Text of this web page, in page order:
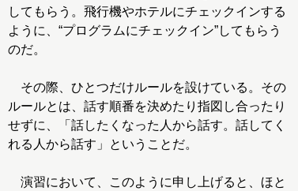
してもらう。飛行機やホテルにチェックインする
ように、“プログラムにチェックイン”してもらう
のだ。
その際、ひとつだけルールを設けている。その
ルールとは、話す順番を決めたり指図し合ったり
せずに、「話したくなった人から話す。話してく
れる人から話す」ということだ。
演習において、このように申し上げると、ほと